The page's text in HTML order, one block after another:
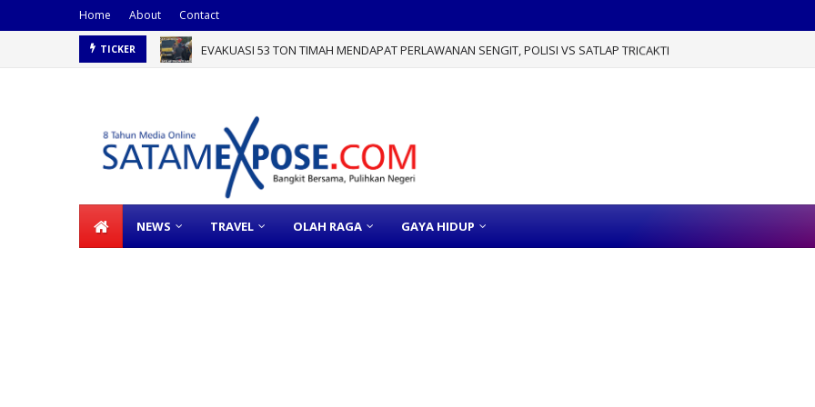
Home About Contact
TICKER EVAKUASI 53 TON TIMAH MENDAPAT PERLAWANAN SENGIT, POLISI VS SATLAP TRICAKTI
NEWS TRAVEL OLAH RAGA GAYA HIDUP